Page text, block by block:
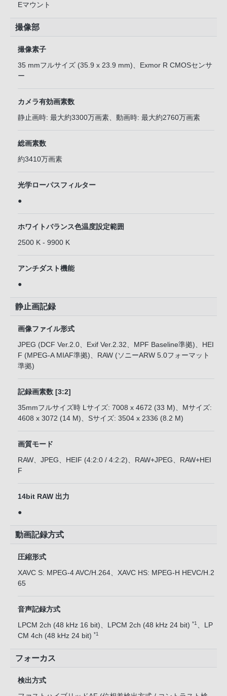
Eマウント
撮像部
撮像素子
35 mmフルサイズ (35.9 x 23.9 mm)、Exmor R CMOSセンサ
ー
カメラ有効画素数
静止画時: 最大約3300万画素、動画時: 最大約2760万画素
総画素数
約3410万画素
光学ローパスフィルター
●
ホワイトバランス色温度設定範囲
2500 K - 9900 K
アンチダスト機能
●
静止画記録
画像ファイル形式
JPEG (DCF Ver.2.0、Exif Ver.2.32、MPF Baseline準拠)、HEI
F (MPEG-A MIAF準拠)、RAW (ソニーARW 5.0フォーマット
準拠)
記録画素数 [3:2]
35mmフルサイズ時 Lサイズ: 7008 x 4672 (33 M)、Mサイズ:
4608 x 3072 (14 M)、Sサイズ: 3504 x 2336 (8.2 M)
画質モード
RAW、JPEG、HEIF (4:2:0 / 4:2:2)、RAW+JPEG、RAW+HEI
F
14bit RAW 出力
●
動画記録方式
圧縮形式
XAVC S: MPEG-4 AVC/H.264、XAVC HS: MPEG-H HEVC/H.2
65
音声記録方式
LPCM 2ch (48 kHz 16 bit)、LPCM 2ch (48 kHz 24 bit) *1
、LP
CM 4ch (48 kHz 24 bit) *1
フォーカス
検出方式